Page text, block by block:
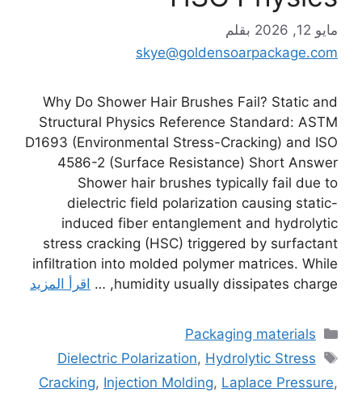
مايو 12, 2026
بقلم
skye@goldensoarpackage.com
Why Do Shower Hair Brushes Fail? Static and
Structural Physics Reference Standard: ASTM
D1693 (Environmental Stress-Cracking) and ISO
4586-2 (Surface Resistance) Short Answer
Shower hair brushes typically fail due to
dielectric field polarization causing static-
induced fiber entanglement and hydrolytic
stress cracking (HSC) triggered by surfactant
infiltration into molded polymer matrices. While
humidity usually dissipates charge, …
اقرأ المزيد
التصنيفات
Packaging materials
الوسوم
Dielectric Polarization, Hydrolytic Stress
Cracking, Injection Molding, Laplace Pressure,